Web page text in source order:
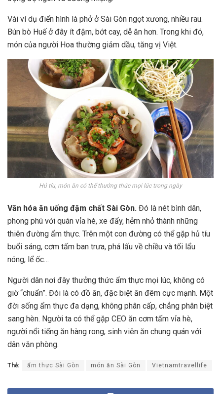
Vài ví dụ điển hình là phở ở Sài Gòn ngọt xương, nhiều rau.
Bún bò Huế ở đây ít đậm, bớt cay, dễ ăn hơn. Trong khi đó,
món của người Hoa thường giảm dầu, tăng vị Việt.
Hủ tíu, món ăn có thể thưởng thức mọi lúc trong ngày
Văn hóa ăn uống đậm chất Sài Gòn. Đó là nét bình dân,
phong phú với quán vỉa hè, xe đẩy, hẻm nhỏ thành những
thiên đường ẩm thực. Trên một con đường có thể gặp hủ tíu
buổi sáng, cơm tấm ban trưa, phá lấu về chiều và tối lẩu
nóng, lể ốc…
Người dân nơi đây thưởng thức ẩm thực mọi lúc, không có
giờ “chuẩn”. Đói là có đồ ăn, đặc biệt ăn đêm cực mạnh. Một
đời sống ẩm thực đa dạng, không phân cấp, chẳng phân biệt
sang hèn. Người ta có thể gặp CEO ăn cơm tấm vỉa hè,
người nổi tiếng ăn hàng rong, sinh viên ăn chung quán với
dân văn phòng.
Thẻ: ẩm thực Sài Gòn món ăn Sài Gòn Vietnamtravellife